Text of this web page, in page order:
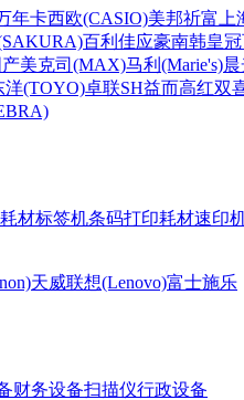
年卡西欧(CASIO)美邦祈富 上
百利佳应豪南韩皇冠
产美克司(MAX)马利(Marie's)
洋(TOYO)卓联SH益而高红双
材标签机条码打印耗材速印
天威联想(Lenovo)富士施乐
财务设备扫描仪行政设备